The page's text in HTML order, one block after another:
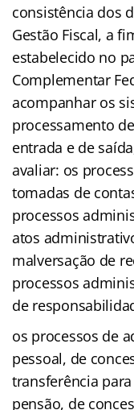
consistência dos
Gestão Fiscal, a
estabelecido no
Complementar
acompanhar os
processamento
entrada e de
avaliar: os
tomadas de
processos
atos
malversação de
processos
de
os processos de
pessoal, de
transferência
pensão, de